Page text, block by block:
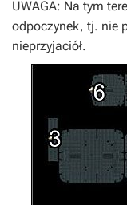
UWAGA: Na tym
odpoczynek, tj. nie
nieprzyjaciół.